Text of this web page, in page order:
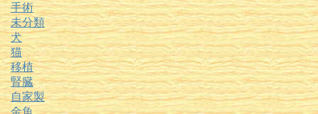
手術
未分類
犬
猫
移植
腎臓
自家製
金魚